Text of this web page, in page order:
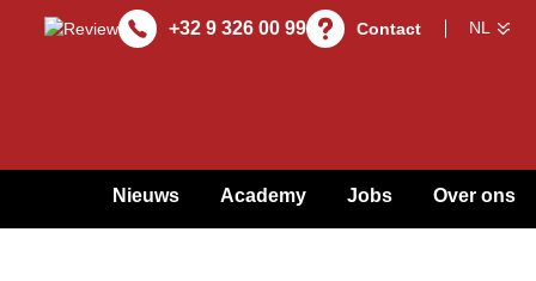
+32 9 326 00 99 Contact
Nieuws Academy Jobs Over ons